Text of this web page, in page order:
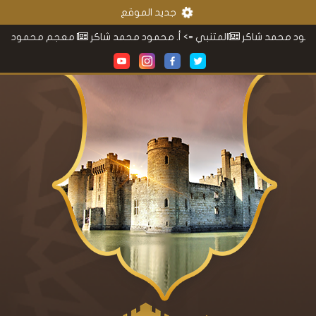
جديد الموقع
معجم محمود محمد شاكر=> أ. المتنبي=> أ. محمود محمد شاكر